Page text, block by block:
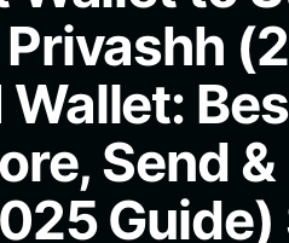
Privashh
Wallet:
Send &
Guide)